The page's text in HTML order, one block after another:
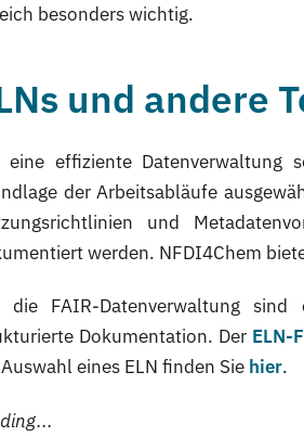
besonders wichtig.
und andere
eine effiziente Datenverwaltung
der Arbeitsabläufe
und
werden. NFDI4Chem
die FAIR-Datenverwaltung
Dokumentation. Der ELN-
eines ELN finden Sie hier.